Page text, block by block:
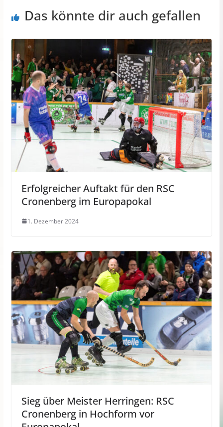
Das könnte dir auch gefallen
Erfolgreicher Auftakt für den RSC
Cronenberg im Europapokal
1. Dezember 2024
Sieg über Meister Herringen: RSC
Cronenberg in Hochform vor